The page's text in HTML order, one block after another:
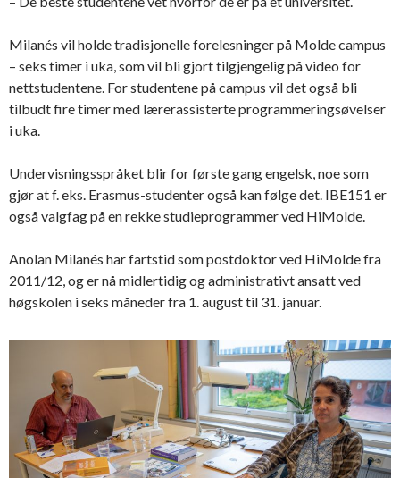
Milanés vil holde tradisjonelle forelesninger på Molde campus
– seks timer i uka, som vil bli gjort tilgjengelig på video for
nettstudentene. For studentene på campus vil det også bli
tilbudt fire timer med lærerassisterte programmeringsøvelser
i uka.
Undervisningsspråket blir for første gang engelsk, noe som
gjør at f. eks. Erasmus-studenter også kan følge det. IBE151 er
også valgfag på en rekke studieprogrammer ved HiMolde.
Anolan Milanés har fartstid som postdoktor ved HiMolde fra
2011/12, og er nå midlertidig og administrativt ansatt ved
høgskolen i seks måneder fra 1. august til 31. januar.